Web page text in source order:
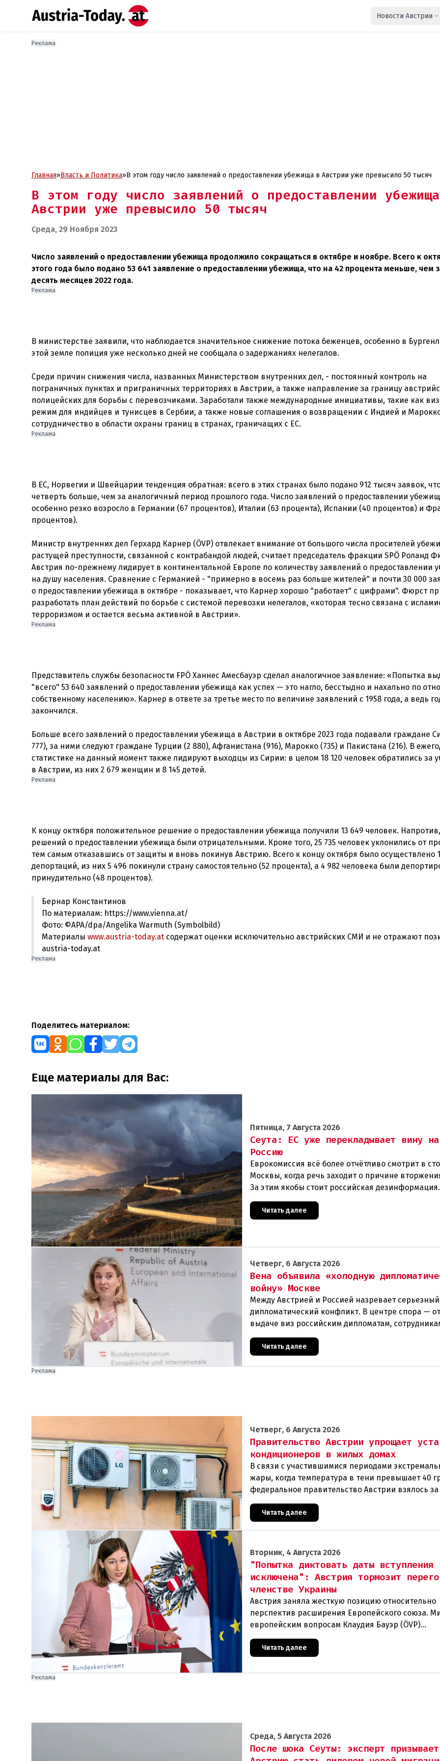
Новости Австрии
Реклама
Главная»Власть и Политика» В этом году число заявлений о предоставлении убежища в Австрии уже превысило 50 тысяч
В этом году число заявлений о предоставлении
Австрии уже превысило 50 тысяч
Среда, 29 Ноября 2023
Число заявлений о предоставлении убежища продолжило сокращаться в октябре и ноябре. Всего к
этого года было подано 53 641 заявление о предоставлении убежища, что на 42 процента меньше, чем
десять месяцев 2022 года.
Реклама
В министерстве заявили, что наблюдается значительное снижение потока беженцев, особенно в
этой земле полиция уже несколько дней не сообщала о задержаниях нелегалов.
Среди причин снижения числа, названных Министерством внутренних дел, - постоянный контроль на
пограничных пунктах и ​​приграничных территориях в Австрии, а также направление за границу
полицейских для борьбы с перевозчиками. Заработали также международные инициативы, такие как
режим для индийцев и тунисцев в Сербии, а также новые соглашения о возвращении с Индией и
Реклама
В ЕС, Норвегии и Швейцарии тенденция обратная: всего в этих странах было подано 912 тысяч заявок,
четверть больше, чем за аналогичный период прошлого года. Число заявлений о предоставлении
особенно резко возросло в Германии (67 процентов), Италии (63 процента), Испании (40 процентов) и
процентов).
Министр внутренних дел Герхард Карнер (ÖVP) отвлекает внимание от большого числа просителей
растущей преступности, связанной с контрабандой людей, считает председатель фракции SPÖ Роланд
Австрия по-прежнему лидирует в континентальной Европе по количеству заявлений о предоставлении
на душу населения. Сравнение с Германией - "примерно в восемь раз больше жителей" и почти 30 000
о предоставлении убежища в октябре - показывает, что Карнер хорошо "работает" с цифрами". Фюрст
разработать план действий по борьбе с системой перевозки нелегалов, «которая тесно связана с
Реклама
Представитель службы безопасности FPÖ Ханнес Амесбауэр сделал аналогичное заявление: «Попытка
"всего" 53 640 заявлений о предоставлении убежища как успех — это нагло, бесстыдно и нахально по
собственному населению». Карнер в ответе за третье место по величине заявлений с 1958 года, а ведь
закончился.
Больше всего заявлений о предоставлении убежища в Австрии в октябре 2023 года подавали граждане
777), за ними следуют граждане Турции (2 880), Афганистана (916), Марокко (735) и Пакистана (216). В
статистике на данный момент также лидируют выходцы из Сирии: в целом 18 120 человек обратились за
Реклама
К концу октября положительное решение о предоставлении убежища получили 13 649 человек. Напротив,
решений о предоставлении убежища были отрицательными. Кроме того, 25 735 человек уклонились от
тем самым отказавшись от защиты и вновь покинув Австрию. Всего к концу октября было осуществлено
депортаций, из них 5 496 покинули страну самостоятельно (52 процента), а 4 982 человека были
Бернар Константинов
По материалам: https://www.vienna.at/
Фото: ©APA/dpa/Angelika Warmuth (Symbolbild)
Материалы www.austria-today.at содержат оценки исключительно австрийских СМИ и не отражают
austria-today.at
Реклама
Поделитесь материалом:
Еще материалы для Вас:
Пятница, 7 Августа 2026
Сеута: ЕС уже перекладывает вину на
Россию
Еврокомиссия всё более отчётливо смотрит в
Москвы, когда речь заходит о причине
За этим якобы стоит российская
Читать далее
Четверг, 6 Августа 2026
Вена объявила «холодную
войну» Москве
Между Австрией и Россией назревает серьезный
дипломатический конфликт. В центре спора —
выдаче виз российским дипломатам,
посольства и работникам международных
которые
Читать далее
Реклама
Четверг, 6 Августа 2026
Правительство Австрии упрощает
кондиционеров в жилых домах
В связи с участившимися периодами
жары, когда температура в тени превышает 40
федеральное правительство Австрии взялось за
проблемы перегрева жилых помещений. В среду н
Читать далее
Вторник, 4 Августа 2026
"Попытка диктовать даты вступления
исключена": Австрия тормозит
членстве Украины
Австрия заняла жесткую позицию относительно
перспектив расширения Европейского союза.
европейским вопросам Клаудия Бауэр (ÖVP)
присоединения
Читать далее
Реклама
Среда, 5 Августа 2026
После шока Сеуты: эксперт призывает